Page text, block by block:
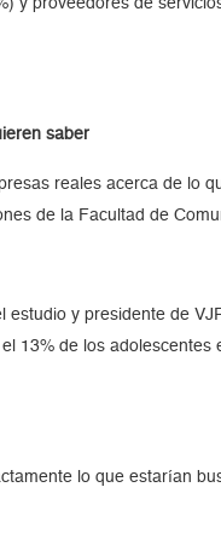
y proveedores de
saber
reales acerca de lo
de la Facultad de
estudio y presidente de
13% de los
lo que estarían